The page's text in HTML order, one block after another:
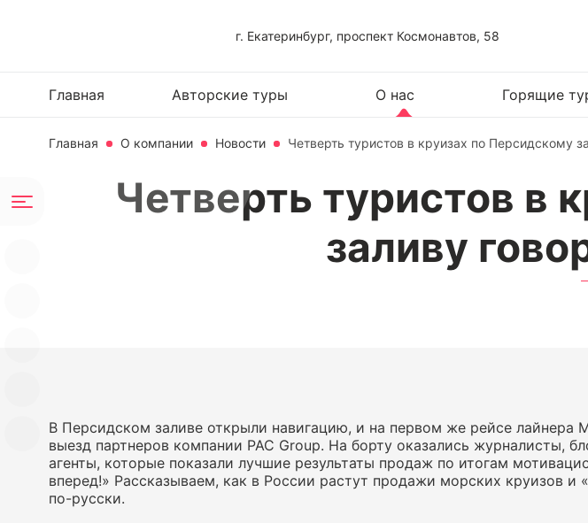
г. Екатеринбург, проспект Космонавтов, 58
Главная Авторские туры О нас Горящие
Главная О компании Новости Четверть туристов в круизах по Персидскому
Четверть туристов в
заливу
В Персидском заливе открыли навигацию, и на первом же рейсе лайнера
выезд партнеров компании PAC Group. На борту оказались журналисты,
агенты, которые показали лучшие результаты продаж по итогам
вперед!» Рассказываем, как в России растут продажи морских круизов и
по-русски.